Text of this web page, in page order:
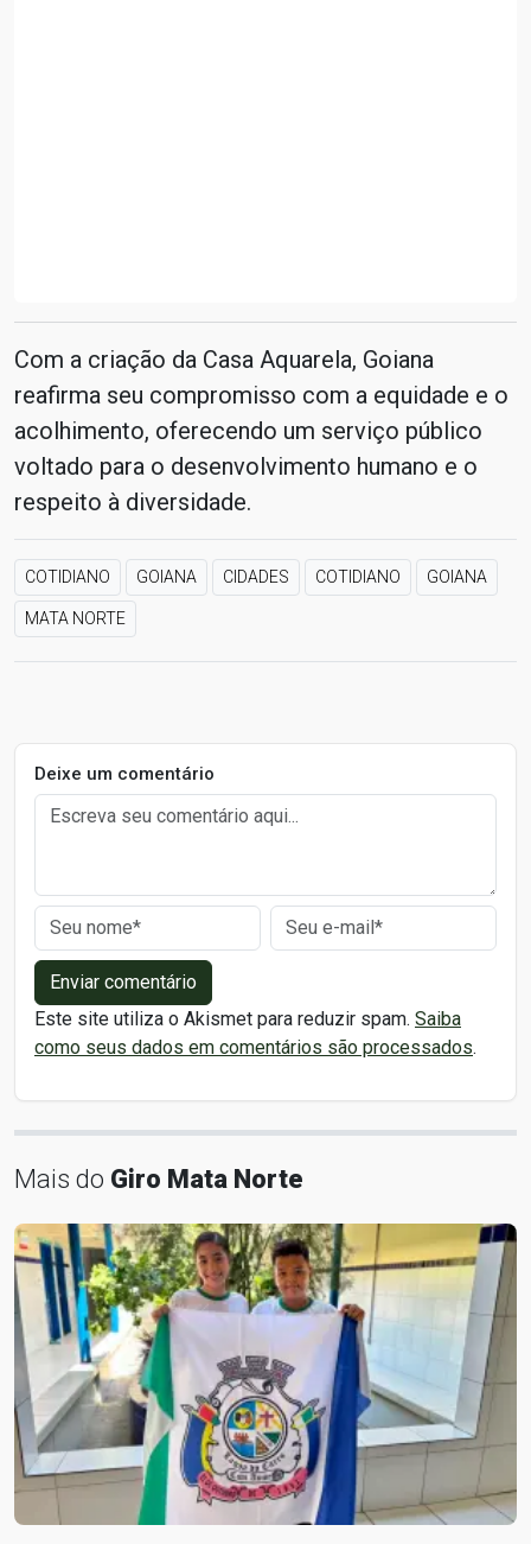
Com a criação da Casa Aquarela, Goiana
reafirma seu compromisso com a equidade e o
acolhimento, oferecendo um serviço público
voltado para o desenvolvimento humano e o
respeito à diversidade.
COTIDIANO GOIANA CIDADES COTIDIANO GOIANA
MATA NORTE
Deixe um comentário
Enviar comentário
Este site utiliza o Akismet para reduzir spam. Saiba
como seus dados em comentários são processados.
Mais do Giro Mata Norte